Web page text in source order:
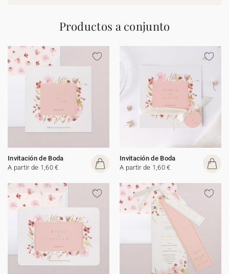
Productos a conjunto
Invitación de Boda
A partir de 1,60 €
Invitación de Boda
A partir de 1,60 €